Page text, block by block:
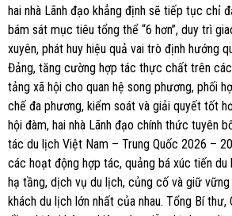
hai nhà Lãnh đạo khẳng định sẽ tiếp tục chỉ
bám sát mục tiêu tổng thể “6 hơn”, duy trì
xuyên, phát huy hiệu quả vai trò định hướng
Đảng, tăng cường hợp tác thực chất trên
tảng xã hội cho quan hệ song phương, phối
chế đa phương, kiểm soát và giải quyết tốt
hội đàm, hai nhà Lãnh đạo chính thức tuyên
tác du lịch Việt Nam – Trung Quốc 2026 –
các hoạt động hợp tác, quảng bá xúc tiến du
hạ tầng, dịch vụ du lịch, củng cố và giữ
khách du lịch lớn nhất của nhau. Tổng Bí